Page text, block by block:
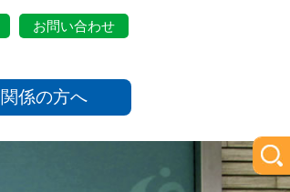
お問い合わせ
係の方へ